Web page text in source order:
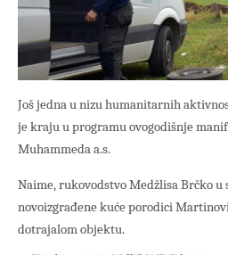
Još jedna u nizu humanitarnih
je kraju u programu ovogodišnje
Muhammeda a.s.
Naime, rukovodstvo Medžlisa Brčko u
novoizgrađene kuće porodici
dotrajalom objektu.